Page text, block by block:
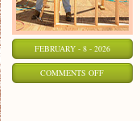
FEBRUARY - 8 - 2026
COMMENTS OFFON